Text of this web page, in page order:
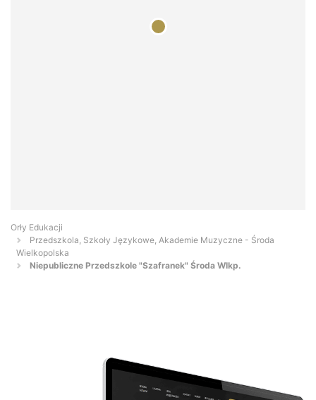
Orły Edukacji
Przedszkola, Szkoły Językowe, Akademie Muzyczne - Środa
Wielkopolska
Niepubliczne Przedszkole "Szafranek" Środa Wlkp.